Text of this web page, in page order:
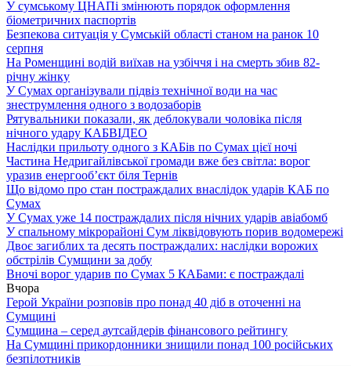
У сумському ЦНАПі змінюють порядок оформлення
біометричних паспортів
Безпекова ситуація у Сумській області станом на ранок 10
серпня
На Роменщині водій виїхав на узбіччя і на смерть збив 82-
річну жінку
У Сумах організували підвіз технічної води на час
знеструмлення одного з водозаборів
Рятувальники показали, як деблокували чоловіка після
нічного удару КАБВІДЕО
Наслідки прильоту одного з КАБів по Сумах цієї ночі
Частина Недригайлівської громади вже без світла: ворог
уразив енергооб’єкт біля Тернів
Що відомо про стан постраждалих внаслідок ударів КАБ по
Сумах
У Сумах уже 14 постраждалих після нічних ударів авіабомб
У спальному мікрорайоні Сум ліквідовують порив водомережі
Двоє загиблих та десять постраждалих: наслідки ворожих
обстрілів Сумщини за добу
Вночі ворог ударив по Сумах 5 КАБами: є постраждалі
Вчора
Герой України розповів про понад 40 діб в оточенні на
Сумщині
Сумщина – серед аутсайдерів фінансового рейтингу
На Сумщині прикордонники знищили понад 100 російських
безпілотників